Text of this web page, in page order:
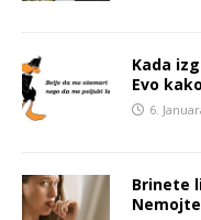
Kada
Evo
6.
Brinete